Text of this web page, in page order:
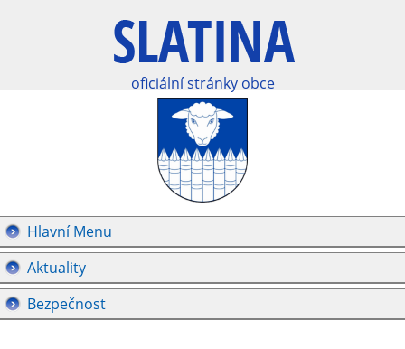
oficiální stránky obce
Hlavní Menu
Aktuality
Bezpečnost